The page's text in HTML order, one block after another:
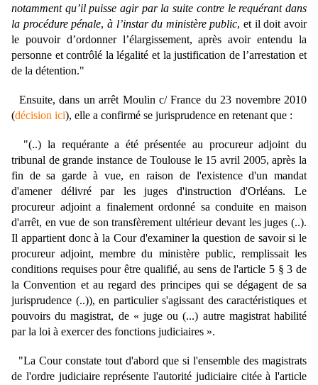
notamment qu’il puisse agir par la suite contre le requérant dans
la procédure pénale, à l’instar du ministère public, et il doit avoir
le pouvoir d’ordonner l’élargissement, après avoir entendu la
personne et contrôlé la légalité et la justification de l’arrestation et
de la détention."
Ensuite, dans un arrêt Moulin c/ France du 23 novembre 2010
(décision ici), elle a confirmé se jurisprudence en retenant que :
"(..) la requérante a été présentée au procureur adjoint du
tribunal de grande instance de Toulouse le 15 avril 2005, après la
fin de sa garde à vue, en raison de l'existence d'un mandat
d'amener délivré par les juges d'instruction d'Orléans. Le
procureur adjoint a finalement ordonné sa conduite en maison
d'arrêt, en vue de son transfèrement ultérieur devant les juges (..).
Il appartient donc à la Cour d'examiner la question de savoir si le
procureur adjoint, membre du ministère public, remplissait les
conditions requises pour être qualifié, au sens de l'article 5 § 3 de
la Convention et au regard des principes qui se dégagent de sa
jurisprudence (..)), en particulier s'agissant des caractéristiques et
pouvoirs du magistrat, de « juge ou (...) autre magistrat habilité
par la loi à exercer des fonctions judiciaires ».
"La Cour constate tout d'abord que si l'ensemble des magistrats
de l'ordre judiciaire représente l'autorité judiciaire citée à l'article